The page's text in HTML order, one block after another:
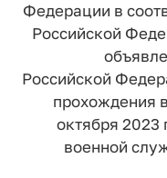
Федерации в
Российской
Российской
прохождения
октября 2023
военной